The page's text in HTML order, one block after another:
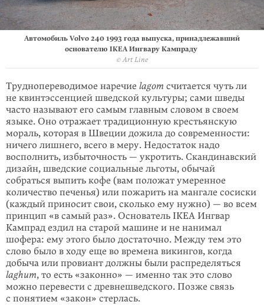
Автомобиль Volvo 240 1993 года выпуска, принадлежавший
основателю IKEA Ингвару Кампраду
© Art Line
Труднопереводимое наречие lagom считается чуть ли
не квинтэссенцией швед­ской культуры; сами шведы
часто называют его самым главным словом в своем
языке. Оно отражает традиционную крестьянскую
мораль, которая в Швеции дожила до современности:
ничего лишнего, всего в меру. Недостаток надо
восполнить, избыточность — укротить. Скандинавский
дизайн, шведские социальные льготы, обычай
собраться выпить кофе (вам положат умеренное
количество печенья) или пожарить на мангале сосиски
(каждый приносит свои, сколько ему нужно) — во всем
принцип «в самый раз». Основатель IKEA Ингвар
Кампрад ездил на старой машине и не нанимал
шофера: ему этого было достаточно. Между тем это
слово было в ходу еще во времена викингов, когда
добыча или провиант должны были распределяться
laghum, то есть «законно» — именно так это слово
можно перевести с древнешведского. Позже связь
с поня­тием «закон» стерлась.